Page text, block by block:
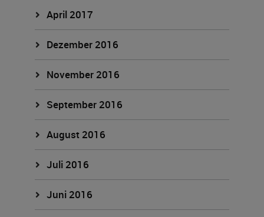
April 2017
Dezember 2016
November 2016
September 2016
August 2016
Juli 2016
Juni 2016